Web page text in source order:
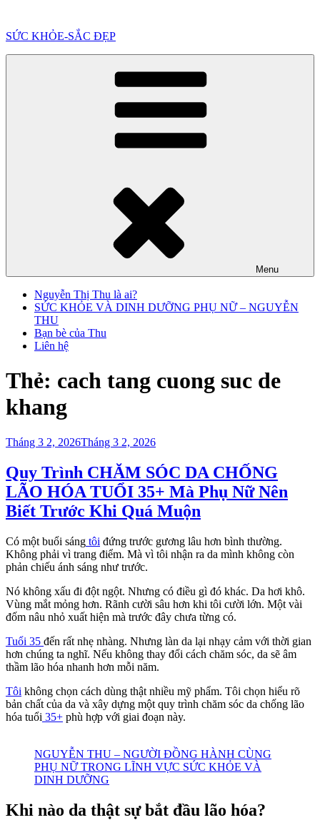
phần
SỨC KHỎE-SẮC ĐẸP
Menu
Nguyễn Thị Thu là ai?
SỨC KHỎE VÀ DINH DƯỠNG PHỤ NỮ – NGUYỄN
THU
Bạn bè của Thu
Liên hệ
Thẻ: cach tang cuong suc de
khang
Đăng
Tháng 3 2, 2026Tháng 3 2, 2026
Quy Trình CHĂM SÓC DA CHỐNG
LÃO HÓA TUỔI 35+ Mà Phụ Nữ Nên
Biết Trước Khi Quá Muộn
Có một buổi sáng tôi đứng trước gương lâu hơn bình thường.
Không phải vì trang điểm. Mà vì tôi nhận ra da mình không còn
phản chiếu ánh sáng như trước.
Nó không xấu đi đột ngột. Nhưng có điều gì đó khác. Da hơi khô.
Vùng mắt mỏng hơn. Rãnh cười sâu hơn khi tôi cười lớn. Một vài
đốm nâu nhỏ xuất hiện mà trước đây chưa từng có.
Tuổi 35 đến rất nhẹ nhàng. Nhưng làn da lại nhạy cảm với thời gian
hơn chúng ta nghĩ. Nếu không thay đổi cách chăm sóc, da sẽ âm
thầm lão hóa nhanh hơn mỗi năm.
Tôi không chọn cách dùng thật nhiều mỹ phẩm. Tôi chọn hiểu rõ
bản chất của da và xây dựng một quy trình chăm sóc da chống lão
hóa tuổi 35+ phù hợp với giai đoạn này.
NGUYỄN THU – NGƯỜI ĐỒNG HÀNH CÙNG
PHỤ NỮ TRONG LĨNH VỰC SỨC KHỎE VÀ
DINH DƯỠNG
Khi nào da thật sự bắt đầu lão hóa?